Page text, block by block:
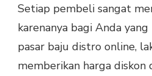
Setiap pembeli sangat
karenanya bagi Anda
pasar baju distro online,
memberikan harga diskon